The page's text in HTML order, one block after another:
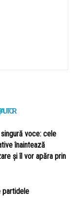
AUTOR
voce: cele
înaintează
și îl vor apăra prin
partidele